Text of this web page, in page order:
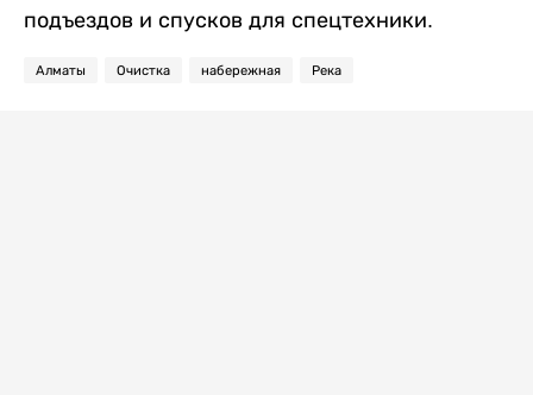
подъездов и спусков для спецтехники.
Алматы Очистка набережная Река